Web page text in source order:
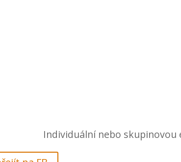
Individuální nebo skupinovou